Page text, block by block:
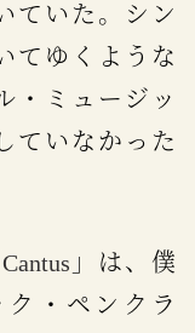
ていた。シン
てゆくような
・ミュージッ
ていなかった
Cantus 」は、僕
・ペンクラ